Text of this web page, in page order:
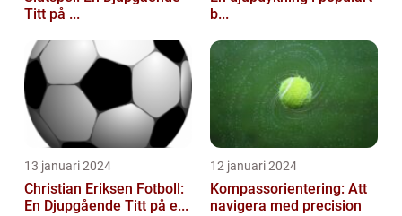
Titt på ...
b...
13 januari 2024
Christian Eriksen Fotboll:
En Djupgående Titt på e...
12 januari 2024
Kompassorientering: Att
navigera med precision